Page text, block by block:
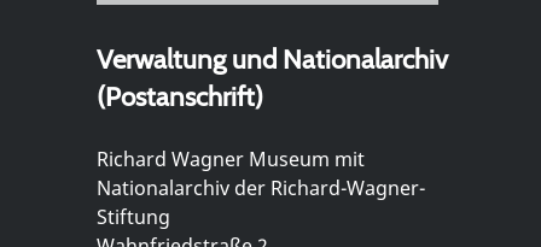
Verwaltung und Nationalarchiv
(Postanschrift)
Richard Wagner Museum mit
Nationalarchiv der Richard-Wagner-
Stiftung